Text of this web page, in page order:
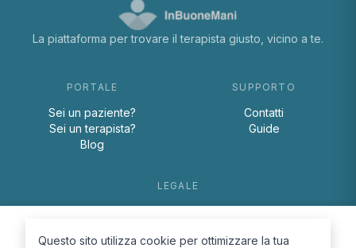
La piattaforma per trovare il terapista giusto, vicino a te.
PORTALE
Sei un paziente?
Sei un terapista?
Blog
SUPPORTO
Contatti
Guide
LEGALE
Cookie Policy
Questo sito utilizza cookie per ottimizzare la tua